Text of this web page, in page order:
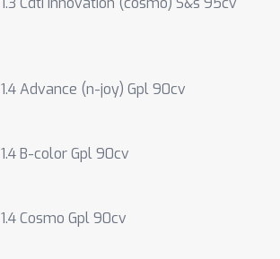
Advance (n-joy) Gpl 90cv
B-color Gpl 90cv
Cosmo Gpl 90cv